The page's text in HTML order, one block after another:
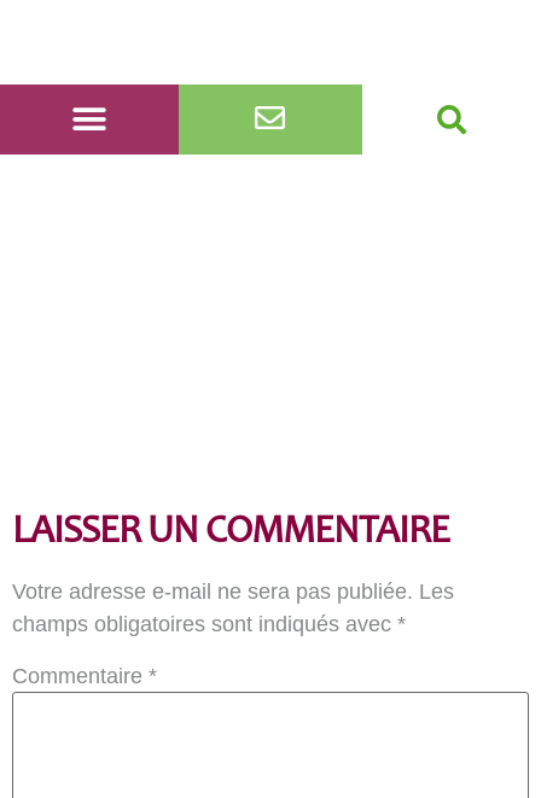
LAISSER UN COMMENTAIRE
Votre adresse e-mail ne sera pas publiée. Les
champs obligatoires sont indiqués avec *
Commentaire *